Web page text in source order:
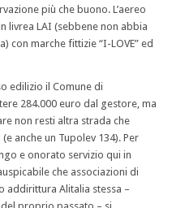
più che buono. L’aereo
livrea LAI (sebbene non abbia
con marche fittizie “I-LOVE” ed
edilizio il Comune di
284.000 euro dal gestore, ma
non resti altra strada che
anche un Tupolev 134). Per
e onorato servizio qui in
che associazioni di
addirittura Alitalia stessa –